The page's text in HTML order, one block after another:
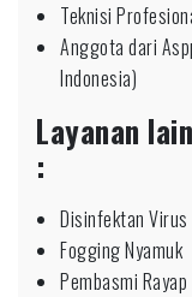
Teknisi
Anggota dari
Indonesia)
Layanan
:
Disinfektan Virus
Fogging Nyamuk
Pembasmi Rayap